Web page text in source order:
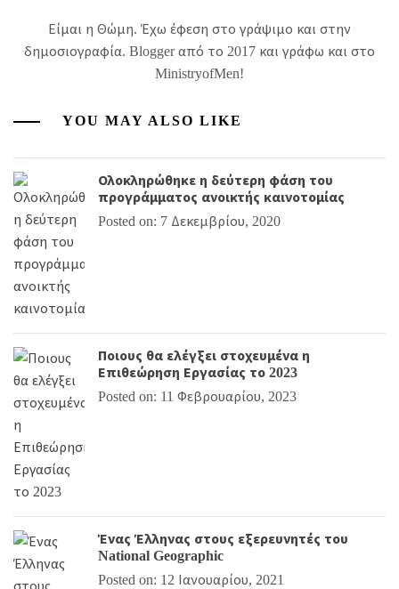
Είμαι η Θώμη. Έχω έφεση στο γράψιμο και στην
δημοσιογραφία. Blogger από το 2017 και γράφω και στο
MinistryofMen!
YOU MAY ALSO LIKE
Ολοκληρώθηκε η δεύτερη φάση του
προγράμματος ανοικτής καινοτομίας
Posted on: 7 Δεκεμβρίου, 2020
Ποιους θα ελέγξει στοχευμένα η
Επιθεώρηση Εργασίας το 2023
Posted on: 11 Φεβρουαρίου, 2023
Ένας Έλληνας στους εξερευνητές του
National Geographic
Posted on: 12 Ιανουαρίου, 2021